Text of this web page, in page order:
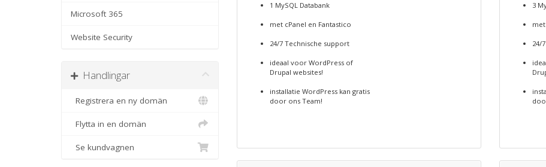
Microsoft 365
Website Security
Handlingar
Registrera en ny domän
Flytta in en domän
Se kundvagnen
1 MySQL Databank
met cPanel en Fantastico
24/7 Technische support
ideaal voor WordPress of
Drupal websites!
installatie WordPress kan gratis
door ons Team!
3
24/